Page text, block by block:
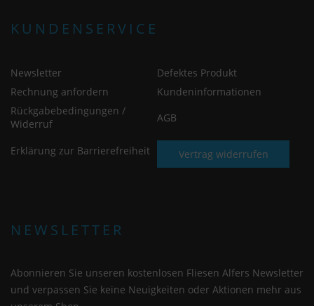
KUNDENSERVICE
Newsletter
Defektes Produkt
Rechnung anfordern
Kundeninformationen
Rückgabebedingungen /
Widerruf
AGB
Erklärung zur Barrierefreiheit Vertrag widerrufen
NEWSLETTER
Abonnieren Sie unseren kostenlosen Fliesen Alfers Newsletter
und verpassen Sie keine Neuigkeiten oder Aktionen mehr aus